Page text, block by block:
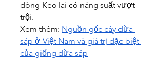
dòng Keo lai có năng suất vượt
trội.
Xem thêm: Nguồn gốc cây dừa
sáp ở Việt Nam và giá trị đặc biệt
của giống dừa sáp